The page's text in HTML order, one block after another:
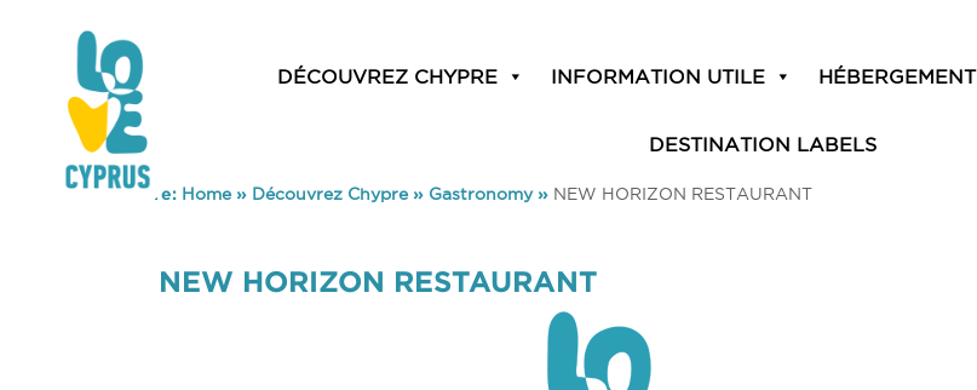
DÉCOUVREZ CHYPRE INFORMATION UTILE HÉBERGEMENT
DESTINATION LABELS
You are here: Home» Découvrez Chypre» Gastronomy» NEW HORIZON RESTAURANT
NEW HORIZON RESTAURANT